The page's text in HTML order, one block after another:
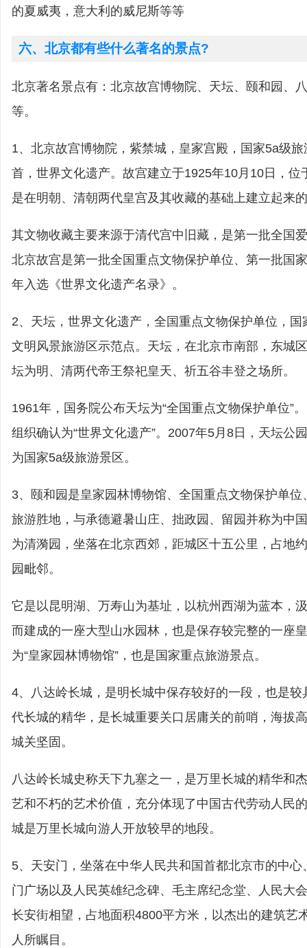
的夏威夷，意大利的威尼斯等等
六、北京都有些什么著名的景点?
北京著名景点有：北京故宫博物院、天坛、颐和园、
等。
1、北京故宫博物院，紫禁城，皇家宫殿，国家5a级
首，世界文化遗产。故宫建立于1925年10月10日，位
是在明朝、清朝两代皇宫及其收藏的基础上建立起来
其文物收藏主要来源于清代宫中旧藏，是第一批全国
北京故宫是第一批全国重点文物保护单位、第一批国
年入选《世界文化遗产名录》。
2、天坛，世界文化遗产，全国重点文物保护单位，
文明风景旅游区示范点。天坛，在北京市南部，东城
坛为明、清两代帝王祭祀皇天、祈五谷丰登之场所。
1961年，国务院公布天坛为“全国重点文物保护单位”
组织确认为“世界文化遗产”。2007年5月8日，天坛公
为国家5a级旅游景区。
3、颐和园是皇家园林博物馆、全国重点文物保护单
旅游胜地，与承德避暑山庄、拙政园、留园并称为中
为清漪园，坐落在北京西郊，距城区十五公里，占地
园毗邻。
它是以昆明湖、万寿山为基址，以杭州西湖为蓝本，
而建成的一座大型山水园林，也是保存较完整的一座
为“皇家园林博物馆”，也是国家重点旅游景点。
4、八达岭长城，是明长城中保存较好的一段，也是
代长城的精华，是长城重要关口居庸关的前哨，海拔
城关坚固。
八达岭长城史称天下九塞之一，是万里长城的精华和
艺和不朽的艺术价值，充分体现了中国古代劳动人民
城是万里长城向游人开放较早的地段。
5、天安门，坐落在中华人民共和国首都北京市的中
门广场以及人民英雄纪念碑、毛主席纪念堂、人民大
长安街相望，占地面积4800平方米，以杰出的建筑艺
人所瞩目。